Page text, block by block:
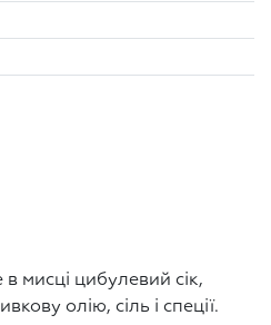
мисці цибулевий сік,
олію, сіль і спеції.